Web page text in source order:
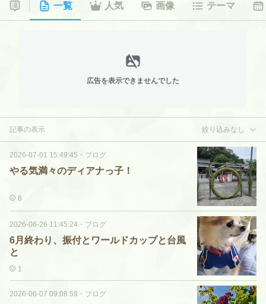
一覧 人気 画像 テーマ
広告を表示できませんでした
記事の表示 絞り込みなし
2026-07-01 15:49:45 ・ ブログ
やる気満々のディアナっ子！
8
2026-06-26 11:45:24 ・ ブログ
6月終わり、振付とワールドカップと台風
と
1
2026-06-07 09:08:59 ・ ブログ